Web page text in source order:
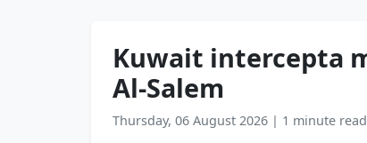
Kuwait intercepta
Al-Salem
Thursday, 06 August 2026 | 1 minute read